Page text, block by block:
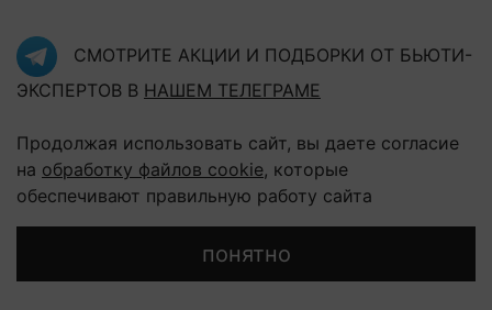
В корзину
Подписаться
Нажав на кнопку "Подписаться", Вы соглашаетесь с
СМОТРИТЕ АКЦИИ И ПОДБОРКИ ОТ БЬЮТИ-
ЭКСПЕРТОВ В НАШЕМ ТЕЛЕГРАМЕ
Продолжая использовать сайт, вы даете согласие
на обработку файлов cookie, которые
обеспечивают правильную работу сайта
понятно